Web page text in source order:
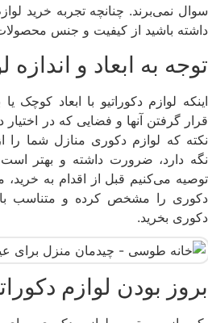
سوال نمی‌برند. چنانچه تجربه خرید
داشته باشید از کیفیت و جنس
توجه به ابعاد و اندازه
اینکه لوازم دکوراتیو با ابعاد کوچک
قرار گرفتن آنها و فضایی که در اختیار
نکته که لوازم دکوری منازل شما را
نگه دارد، ضرورت داشته و بهتر است
توصیه می‌کنیم قبل از اقدام به
دکوری را مشخص کرده و متناسب
دکوری بخرید.
بروز بودن لوازم